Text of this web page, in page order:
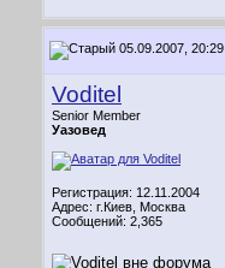
05.09.2007, 20:29
Voditel
Senior Member
Уазовед
Регистрация: 12.11.2004
Адрес: г.Киев, Москва
Сообщений: 2,365